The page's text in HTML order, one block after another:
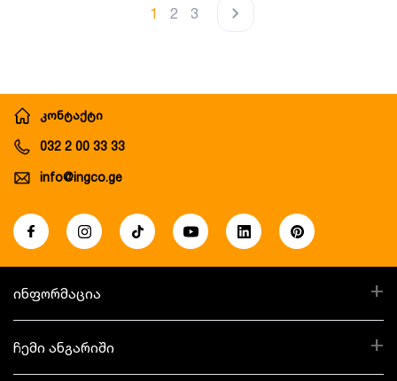
1 2 3
კონტაქტი
032 2 00 33 33
info@ingco.ge
+
ინფორმაცია
+
ჩემი ანგარიში